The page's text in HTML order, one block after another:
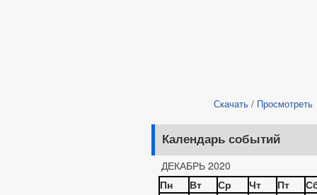
Скачать/ Просмотреть
Календарь событий
ДЕКАБРЬ 2020
Пн
Вт Ср Чт Пт